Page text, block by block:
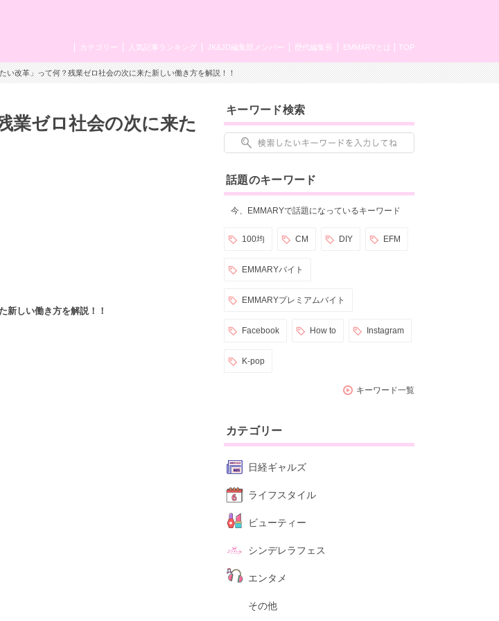
TOP
EMMARYとは
歴代編集長
JK&JD編集部メンバー
人気記事ランキング
カテゴリー
い改革」って何？残業ゼロ社会の次に来た新しい働き方を解説！！
業ゼロ社会の次に来た
新しい働き方を解説！！
キーワード検索
話題のキーワード
今、EMMARYで話題になっているキーワード
100均 CM DIY EFM
EMMARYバイト
EMMARYプレミアムバイト
Facebook How to Instagram
K-pop
キーワード一覧
カテゴリー
日経ギャルズ
ライフスタイル
ビューティー
シンデレラフェス
エンタメ
その他